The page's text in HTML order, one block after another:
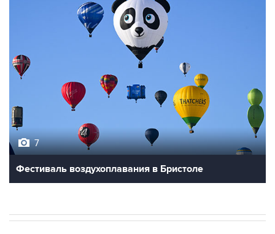
7
Фестиваль воздухоплавания в Бристоле